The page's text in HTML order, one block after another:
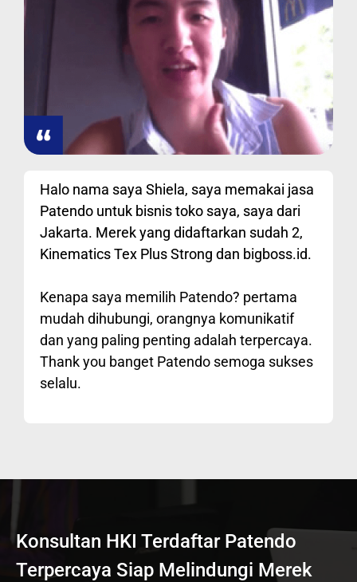
Halo nama saya Shiela, saya memakai jasa
Patendo untuk bisnis toko saya, saya dari
Jakarta. Merek yang didaftarkan sudah 2,
Kinematics Tex Plus Strong dan bigboss.id.
Kenapa saya memilih Patendo? pertama
mudah dihubungi, orangnya komunikatif
dan yang paling penting adalah terpercaya.
Thank you banget Patendo semoga sukses
selalu.
Konsultan HKI Terdaftar Patendo
Terpercaya Siap Melindungi Merek